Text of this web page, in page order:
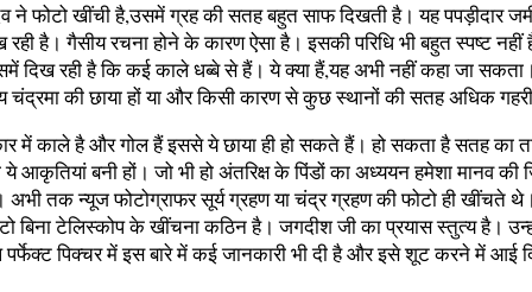
ने फोटो खींची है,उसमें ग्रह की सतह बहुत साफ दिखती है। यह पपड़ीदार
रही है। गैसीय रचना होने के कारण ऐसा है। इसकी परिधि भी बहुत स्‍पष्‍ट
दिख रही है कि कई काले धब्‍बे से हैं। ये क्‍या हैं,यह अभी नहीं कहा जा
चंद्रमा की छाया हों या और किसी कारण से कुछ स्‍थानों की सतह अधिक
में काले है और गोल हैं इससे ये छाया ही हो सकते हैं। हो सकता है सतह का
आकृतियां बनी हों। जो भी हो अंतरिक्ष के पिंडों का अध्‍ययन हमेशा मानव की
अभी तक न्‍यूज फोटोग्राफर सूर्य ग्रहण या चंद्र ग्रहण की फोटो ही खींचते
बिना टेलिस्‍कोप के खींचना कठिन है। जगदीश जी का प्रयास स्‍तुत्‍य है।
पिक्‍चर में इस बारे में कई जानकारी भी दी है और इसे शूट करने में आई